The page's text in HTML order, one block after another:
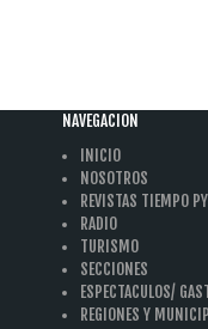
NAVEGACION
INICIO
NOSOTROS
REVISTAS TIEMPO
RADIO
TURISMO
SECCIONES
ESPECTACULOS/
REGIONES Y